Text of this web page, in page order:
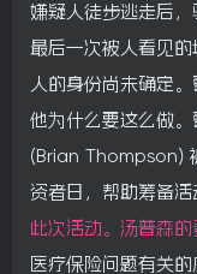
嫌疑人徒步逃走后
最后一次被人看见
人的身份尚未确定。
他为什么要这么做
(Brian Thompson)
资者日，帮助筹备
此次活动。汤普森的
医疗保险问题有关的